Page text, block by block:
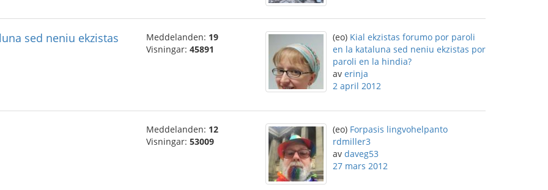
sed neniu ekzistas Meddelanden: 19
Visningar: 45891
(eo) Kial ekzistas forumo por paroli
en la kataluna sed neniu ekzistas por
paroli en la hindia?
av erinja
2 april 2012
Meddelanden: 12
Visningar: 53009
(eo) Forpasis lingvohelpanto
rdmiller3
av daveg53
27 mars 2012